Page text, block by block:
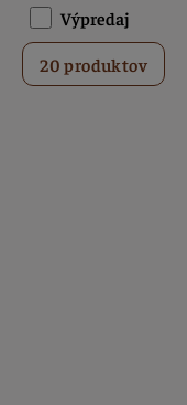
Výpredaj
20 produktov